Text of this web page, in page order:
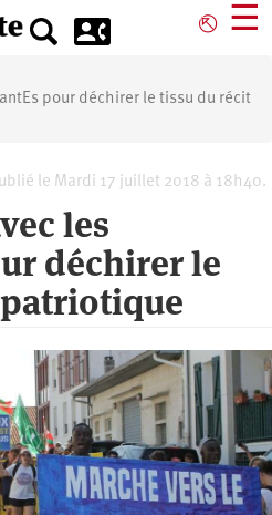
⎋ ☰
pour déchirer le tissu du récit
le Mardi 17 juillet 2018 à 18h40.
les
déchirer le